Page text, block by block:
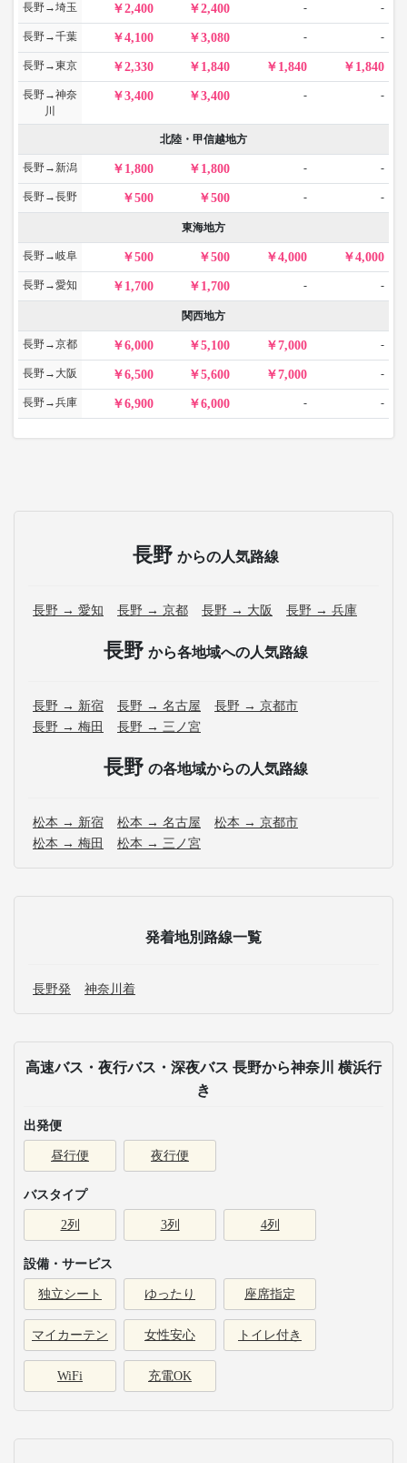
長野→埼玉 2,400 2,400 - -
長野→千葉 4,100 3,080 - -
長野→東京 2,330 1,840 1,840 1,840
長野→神奈
川
3,400 3,400 - -
北陸・甲信越地方
長野→新潟 1,800 1,800 - -
長野→長野 500 500 - -
東海地方
長野→岐阜 500 500 4,000 4,000
長野→愛知 1,700 1,700 - -
関西地方
長野→京都 6,000 5,100 7,000 -
長野→大阪 6,500 5,600 7,000 -
長野→兵庫 6,900 6,000 - -
長野 からの人気路線
長野 → 愛知 長野 → 京都 長野 → 大阪 長野 → 兵庫
長野 から各地域への人気路線
長野 → 新宿 長野 → 名古屋
長野 → 京都市
長野 → 梅田
長野 → 三ノ宮
長野 の各地域からの人気路線
松本 → 新宿 松本 → 名古屋
松本 → 京都市
松本 → 梅田
松本 → 三ノ宮
発着地別路線一覧
長野発 神奈川着
高速バス・夜行バス・深夜バス 長野から神奈川 横浜行
き
出発便
昼行便 夜行便
バスタイプ
2列 3列 4列
設備・サービス
独立シート ゆったり 座席指定
マイカーテン 女性安心 トイレ付き
WiFi 充電OK